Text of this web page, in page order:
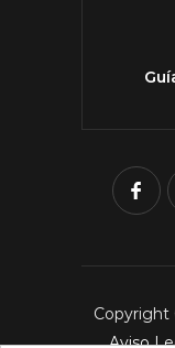
Copyright
Aviso